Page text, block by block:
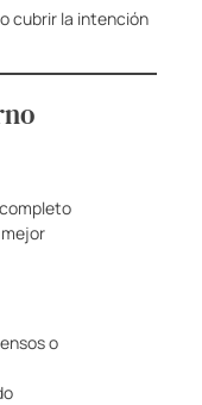
cubrir la intención
o